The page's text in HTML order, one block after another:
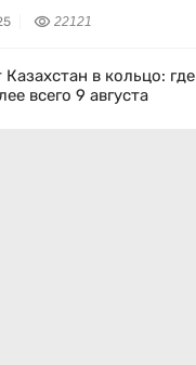
22121
в кольцо: где
всего 9 августа